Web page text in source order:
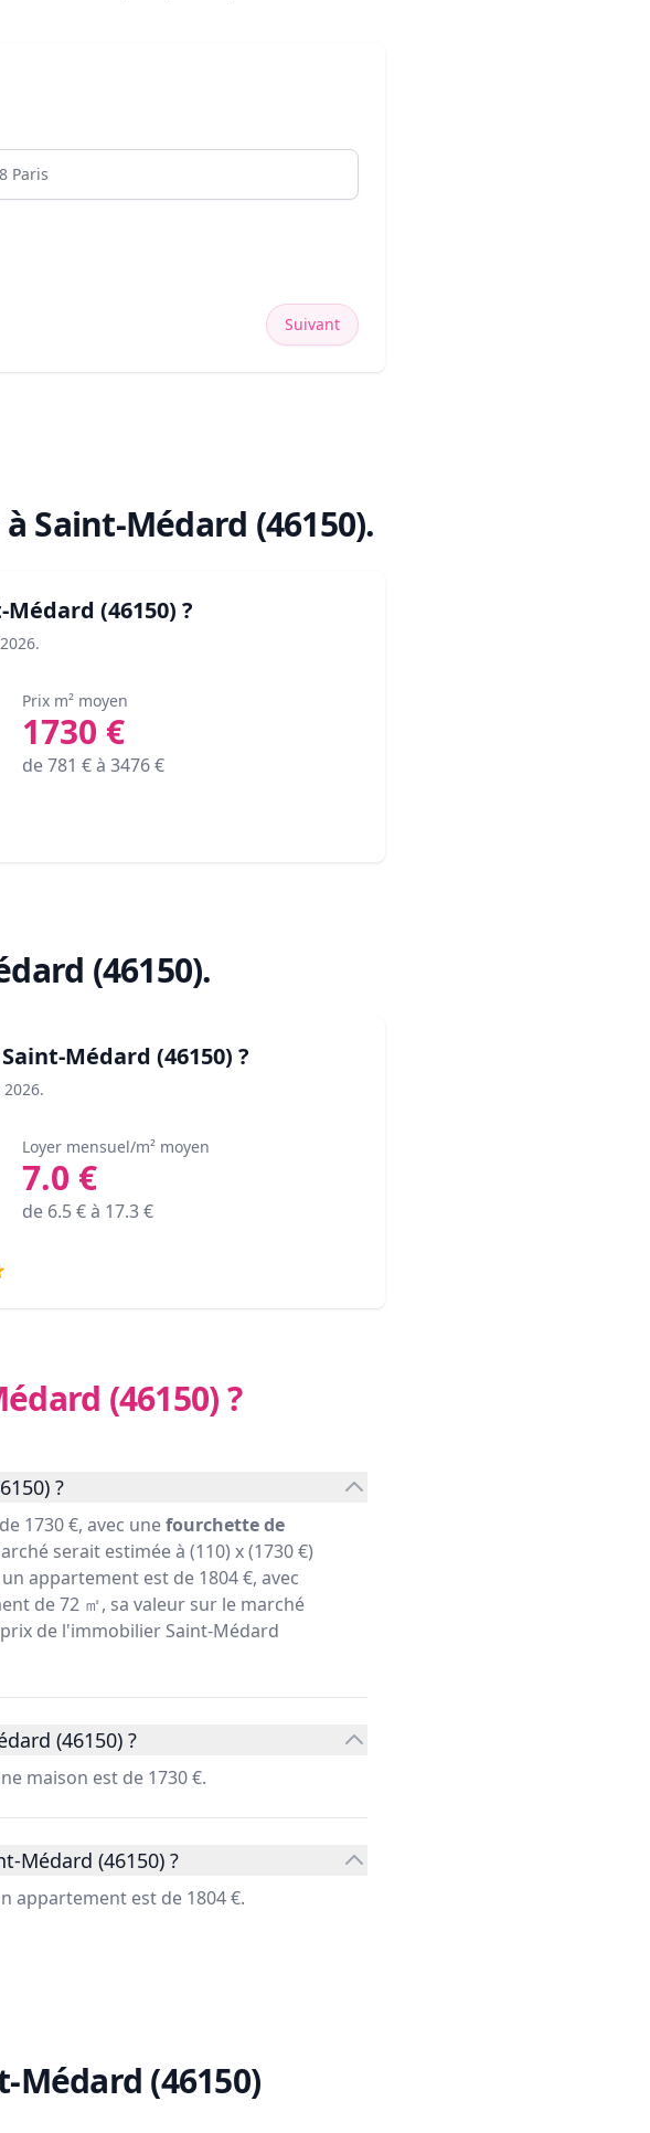
Suivant
à Saint-Médard (46150).
Médard (46150) ?
.
Prix m² moyen
1730 €
de781 € à 3476€
(46150).
Saint-Médard (46150) ?
.
Loyer mensuel/m² moyen
7.0 €
de 6.5€ à 17.3€
(46150)?
?
1730 €, avec unefourchette de
serait estimée à (110) x (1730 €)
appartement est de 1804 €, avec
de 72 ㎡, sa valeur sur le marché
de l'immobilier Saint-Médard
(46150) ?
maison est de 1730 €.
Médard (46150) ?
appartement est de 1804 €.
Médard (46150)